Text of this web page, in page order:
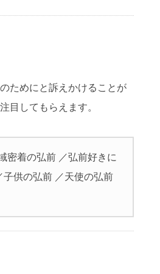
ためにと訴えかけることが
目してもらえます。
密着の弘前 ／弘前好きに
供の弘前 ／天使の弘前